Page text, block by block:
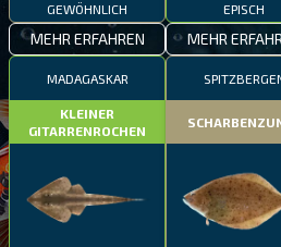
GEWÖHNLICH
MEHR ERFAHREN
EPISCH
MEHR
MADAGASKAR
KLEINER
GITARRENROCHEN